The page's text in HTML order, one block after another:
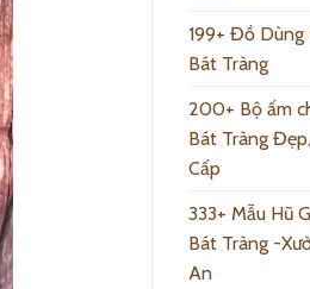
199+ Đồ Dùng
Bát Tràng
200+ Bộ ấm
Bát Tràng
Cấp
333+ Mẫu Hũ
Bát Tràng -
An